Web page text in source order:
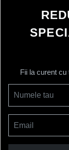
Fii la curent cu
Numele tau
Email